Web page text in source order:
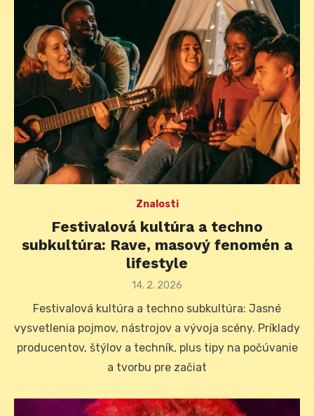
Znalosti
Festivalová kultúra a techno
subkultúra: Rave, masový fenomén a
lifestyle
Posted
14. 2. 2026
Festivalová kultúra a techno subkultúra: Jasné
vysvetlenia pojmov, nástrojov a vývoja scény. Príklady
producentov, štýlov a techník, plus tipy na počúvanie
a tvorbu pre začiat